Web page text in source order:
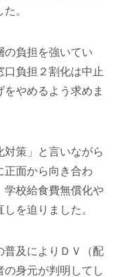
。
負担を強いてい
口負担２割化は中止
やめるよう求めま
策」と言いながら
正面から向き合わ
学校給食費無償化や
を迫りました。
及によりＤＶ（配
身元が判明してし